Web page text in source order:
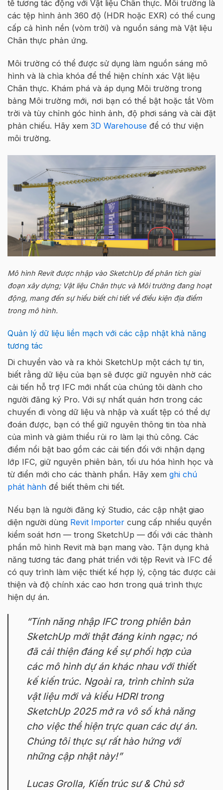
tế tương tác động với Vật liệu Chân thực. Môi trường là
các tệp hình ảnh 360 độ (HDR hoặc EXR) có thể cung
cấp cả hình nền (vòm trời) và nguồn sáng mà Vật liệu
Chân thực phản ứng.
Môi trường có thể được sử dụng làm nguồn sáng mô
hình và là chìa khóa để thể hiện chính xác Vật liệu
Chân thực. Khám phá và áp dụng Môi trường trong
bảng Môi trường mới, nơi bạn có thể bật hoặc tắt Vòm
trời và tùy chỉnh góc hình ảnh, độ phơi sáng và cài đặt
phản chiếu. Hãy xem 3D Warehouse để có thư viện
môi trường.
Mô hình Revit được nhập vào SketchUp để phân tích giai
đoạn xây dựng; Vật liệu Chân thực và Môi trường đang hoạt
động, mang đến sự hiểu biết chi tiết về điều kiện địa điểm
trong mô hình.
Quản lý dữ liệu liền mạch với các cập nhật khả năng
tương tác
Di chuyển vào và ra khỏi SketchUp một cách tự tin,
biết rằng dữ liệu của bạn sẽ được giữ nguyên nhờ các
cải tiến hỗ trợ IFC mới nhất của chúng tôi dành cho
người đăng ký Pro. Với sự nhất quán hơn trong các
chuyến đi vòng dữ liệu và nhập và xuất tệp có thể dự
đoán được, bạn có thể giữ nguyên thông tin tòa nhà
của mình và giảm thiểu rủi ro làm lại thủ công. Các
điểm nổi bật bao gồm các cải tiến đối với nhận dạng
lớp IFC, giữ nguyên phiên bản, tối ưu hóa hình học và
từ điển mới cho các thành phần. Hãy xem ghi chú
phát hành để biết thêm chi tiết.
Nếu bạn là người đăng ký Studio, các cập nhật giao
diện người dùng Revit Importer cung cấp nhiều quyền
kiểm soát hơn — trong SketchUp — đối với các thành
phần mô hình Revit mà bạn mang vào. Tận dụng khả
năng tương tác đang phát triển với tệp Revit và IFC để
có quy trình làm việc thiết kế hợp lý, cộng tác được cải
thiện và độ chính xác cao hơn trong quá trình thực
hiện dự án.
“Tính năng nhập IFC trong phiên bản
SketchUp mới thật đáng kinh ngạc; nó
đã cải thiện đáng kể sự phối hợp của
các mô hình dự án khác nhau với thiết
kế kiến trúc. Ngoài ra, trình chỉnh sửa
vật liệu mới và kiểu HDRI trong
SketchUp 2025 mở ra vô số khả năng
cho việc thể hiện trực quan các dự án.
Chúng tôi thực sự rất hào hứng với
những cập nhật này!”
Lucas Grolla, Kiến trúc sư & Chủ sở